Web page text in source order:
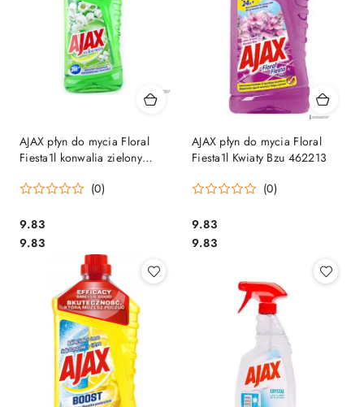
AJAX płyn do mycia Floral
Fiesta1l konwalia zielony
(0)
Cena:
9.83
Cena:
9.83
AJAX płyn do mycia Floral
Fiesta1l Kwiaty Bzu 462213
(0)
Cena:
9.83
Cena:
9.83